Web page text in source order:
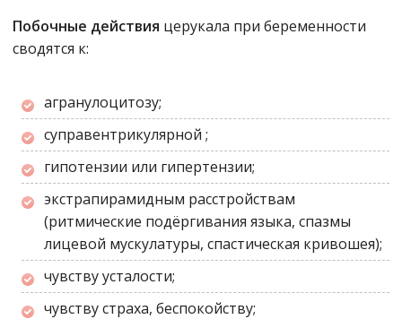
Побочные действия церукала при беременности
сводятся к:
агранулоцитозу;
суправентрикулярной ;
гипотензии или гипертензии;
экстрапирамидным расстройствам
(ритмические подёргивания языка, спазмы
лицевой мускулатуры, спастическая кривошея);
чувству усталости;
чувству страха, беспокойству;